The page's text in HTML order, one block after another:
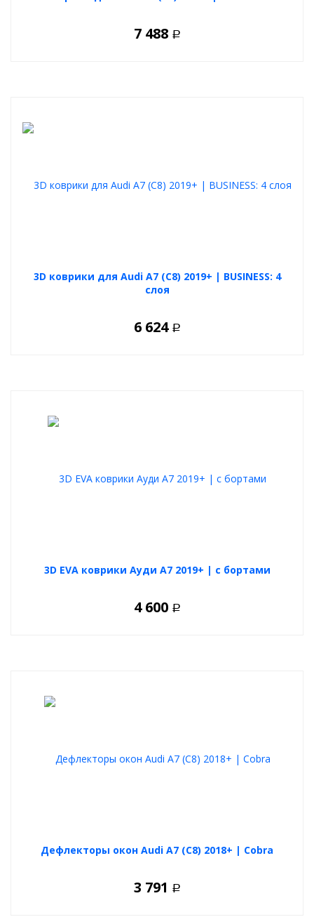
7 488 Р
3D коврики для Audi A7 (C8) 2019+ | BUSINESS: 4
слоя
6 624 Р
3D EVA коврики Ауди А7 2019+ | с бортами
4 600 Р
Дефлекторы окон Audi A7 (C8) 2018+ | Cobra
3 791 Р